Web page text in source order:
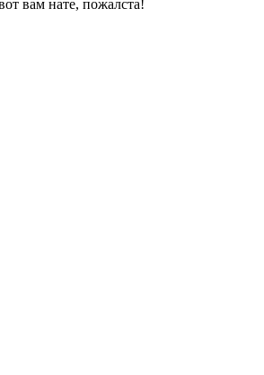
вам нате, пожалста!